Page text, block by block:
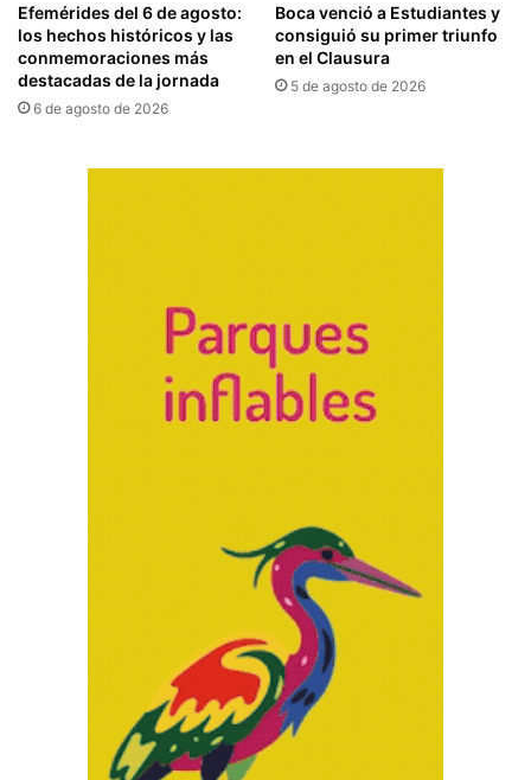
Efemérides del 6 de agosto:
los hechos históricos y las
conmemoraciones más
destacadas de la jornada
6 de agosto de 2026
Boca venció a Estudiantes y
consiguió su primer triunfo
en el Clausura
5 de agosto de 2026